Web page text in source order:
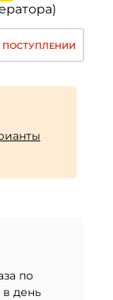
ПОСТУПЛЕНИИ
по
день